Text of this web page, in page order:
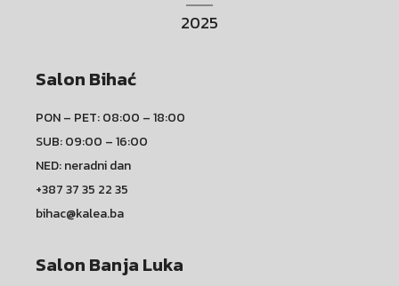
2025
Salon Bihać
PON – PET: 08:00 – 18:00
SUB: 09:00 – 16:00
NED: neradni dan
+387 37 35 22 35
bihac@kalea.ba
Salon Banja Luka